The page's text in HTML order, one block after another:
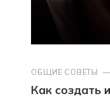
ОБЩИЕ СОВЕТЫ —
Как создать